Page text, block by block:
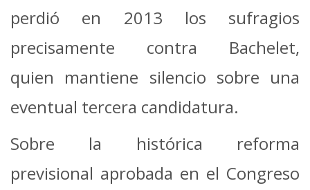
perdió en 2013 los sufragios
precisamente contra Bachelet,
quien mantiene silencio sobre una
eventual tercera candidatura.
Sobre la histórica reforma
previsional aprobada en el Congreso